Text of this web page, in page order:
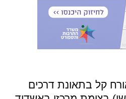
קל בתאונת דרכים